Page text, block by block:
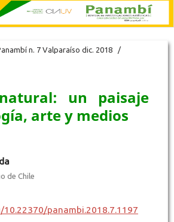
n. 7 Valparaíso dic. 2018
/
un paisaje
arte y medios
de Chile
panambi.2018.7.1197